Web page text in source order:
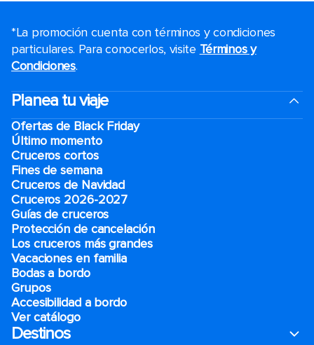
*La promoción cuenta con términos y condiciones
particulares. Para conocerlos, visite Términos y
Condiciones.
Planea tu viaje
Ofertas de Black Friday
Último momento
Cruceros cortos
Fines de semana
Cruceros de Navidad
Cruceros 2026-2027
Guías de cruceros
Protección de cancelación
Los cruceros más grandes
Vacaciones en familia
Bodas a bordo
Grupos
Accesibilidad a bordo
Ver catálogo
Destinos